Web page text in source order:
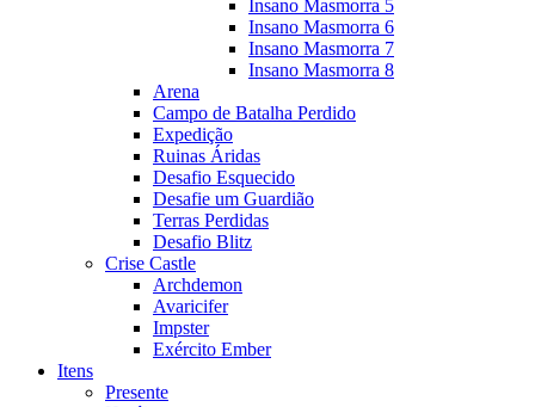
Insano Masmorra 5
Insano Masmorra 6
Insano Masmorra 7
Insano Masmorra 8
Arena
Campo de Batalha Perdido
Expedição
Ruinas Áridas
Desafio Esquecido
Desafie um Guardião
Terras Perdidas
Desafio Blitz
Crise Castle
Archdemon
Avaricifer
Impster
Exército Ember
Itens
Presente